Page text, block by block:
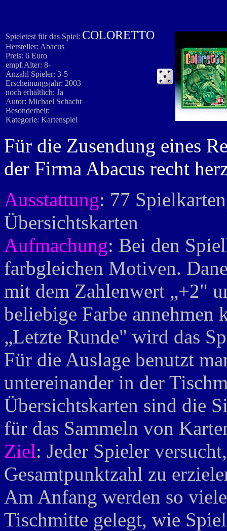
Spieletest für das Spiel: COLORETTO
Hersteller: Abacus
Preis: 6 Euro
empf.Alter: 8-
Anzahl Spieler: 3-5
Erscheinungsjahr: 2003
noch erhältlich: Ja
Autor: Michael Schacht
Besonderheit:
Kategorie: Kartenspiel
Für die Zusendung eines
der Firma Abacus recht
Ausstattung: 77
Übersichtskarten
Aufmachung: Bei den
farbgleichen Motiven.
mit dem Zahlenwert „+2"
beliebige Farbe
„Letzte Runde" wird das
Für die Auslage benutzt
untereinander in der
Übersichtskarten sind die
für das Sammeln von
Ziel: Jeder Spieler
Gesamtpunktzahl zu
Am Anfang werden so
Tischmitte gelegt, wie